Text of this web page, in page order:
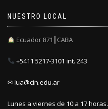
NUESTRO LOCAL
Ecuador 871┃CABA
+5411 5217-3101 int. 243
✉ lua@cin.edu.ar
Lunes a viernes de 10 a 17 horas.